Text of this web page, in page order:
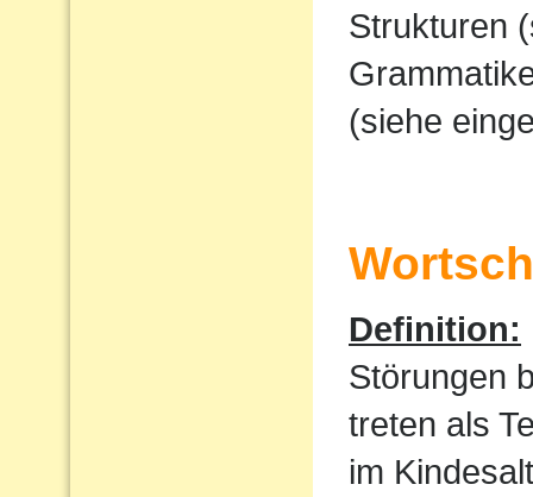
Strukturen
(siehe
Definition:
Störungen
treten als
im